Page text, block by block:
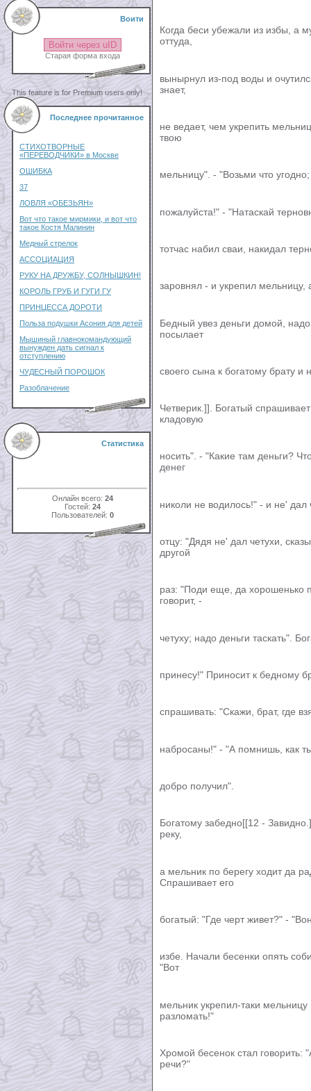
Воити
Войти через uID
Старая форма входа
This feature is for Premium users only!
Последнее прочитанное
СТИХОТВОРНЫЕ
«ПЕРЕВОДЧИКИ» в Москве
ОШИБКА
37
ЛОВЛЯ «ОБЕЗЬЯН»
Вот что такое мирмики, и вот что
такое Костя Малинин
Медный стрелок
АССОЦИАЦИЯ
РУКУ НА ДРУЖБУ, СОЛНЫШКИН!
КОРОЛЬ ГРУБ И ГУГИ ГУ
ПРИНЦЕССА ДОРОТИ
Польза подушки Асония для детей
Мышиный главнокомандующий
вынужден дать сигнал к
отступлению
ЧУДЕСНЫЙ ПОРОШОК
Разоблачение
Статистика
Онлайн всего: 24
Гостей: 24
Пользователей: 0
Когда беси убежали из избы, а
оттуда,
вынырнул из-под воды и
знает,
не ведает, чем укрепить
твою
мельницу". - "Возьми что
пожалуйста!" - "Натаскай
тотчас набил сваи, накидал
заровнял - и укрепил
Бедный увез деньги домой,
посылает
своего сына к богатому брату и
Четверик.]]. Богатый
кладовую
носить". - "Какие там деньги?
денег
николи не водилось!" - и не' дал
отцу: "Дядя не' дал четухи,
другой
раз: "Поди еще, да хорошенько
говорит, -
четуху; надо деньги таскать".
принесу!" Приносит к бедному
спрашивать: "Скажи, брат, где
набросаны!" - "А помнишь, как
добро получил".
Богатому забедно[[12 -
реку,
а мельник по берегу ходит да
Спрашивает его
богатый: "Где черт живет?" -
избе. Начали бесенки опять
"Вот
мельник укрепил-таки
разломать!"
Хромой бесенок стал говорить:
речи?"